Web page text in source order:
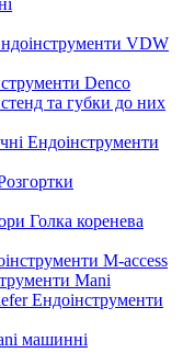
VDW
Denco
та губки до них
Ендоінструменти
Голка коренева
M-access
Mani
Ендоінструменти